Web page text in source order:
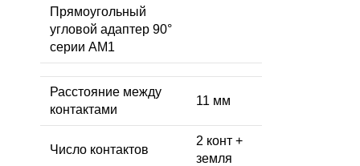
Прямоугольный
угловой адаптер 90°
серии AM1
Расстояние между
контактами
11 мм
Число контактов
2 конт +
земля